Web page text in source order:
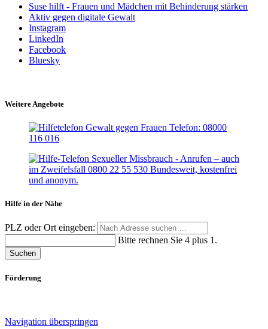
Suse hilft - Frauen und Mädchen mit Behinderung stärken
Aktiv gegen digitale Gewalt
Instagram
LinkedIn
Facebook
Bluesky
Weitere Angebote
Hilfe in der Nähe
PLZ oder Ort eingeben:
Bitte rechnen Sie 4 plus 1.
Suchen
Förderung
Navigation überspringen